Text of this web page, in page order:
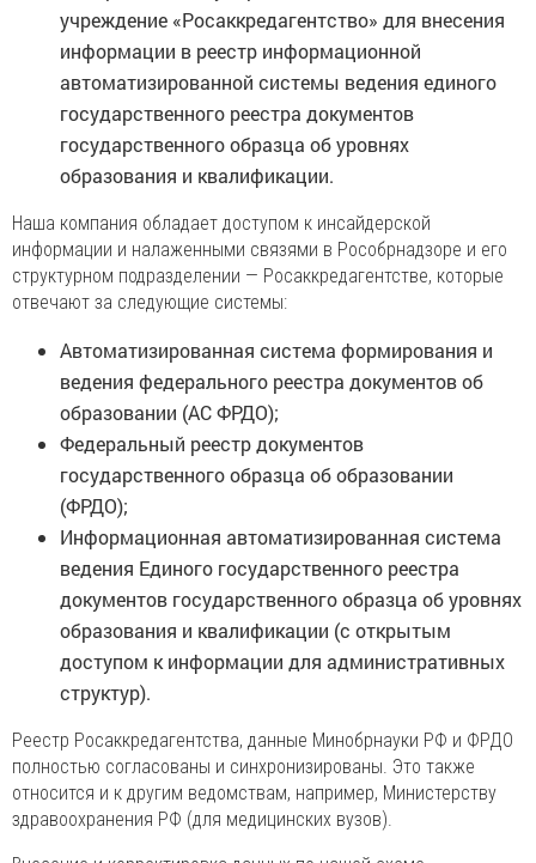
учреждение «Росаккредагентство» для внесения
информации в реестр информационной
автоматизированной системы ведения единого
государственного реестра документов
государственного образца об уровнях
образования и квалификации.
Наша компания обладает доступом к инсайдерской
информации и налаженными связями в Рособрнадзоре и его
структурном подразделении — Росаккредагентстве, которые
отвечают за следующие системы:
Автоматизированная система формирования и
ведения федерального реестра документов об
образовании (АС ФРДО);
Федеральный реестр документов
государственного образца об образовании
(ФРДО);
Информационная автоматизированная система
ведения Единого государственного реестра
документов государственного образца об уровнях
образования и квалификации (с открытым
доступом к информации для административных
структур).
Реестр Росаккредагентства, данные Минобрнауки РФ и ФРДО
полностью согласованы и синхронизированы. Это также
относится и к другим ведомствам, например, Министерству
здравоохранения РФ (для медицинских вузов).